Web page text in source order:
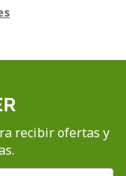
recibir ofertas y